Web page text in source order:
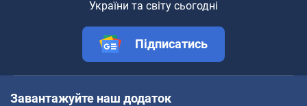
України та світу сьогодні
Підписатись
Завантажуйте наш додаток